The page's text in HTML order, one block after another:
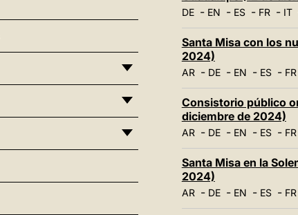
DE- EN - ES- FR- IT
Santa Misa con los
2024)
AR- DE- EN - ES- FR
Consistorio público
diciembre de 2024)
AR- DE- EN - ES- FR
Santa Misa en la
2024)
AR- DE- EN - ES- FR